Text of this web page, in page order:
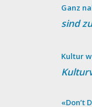
Ganz
sind
Kultur
«Don’t